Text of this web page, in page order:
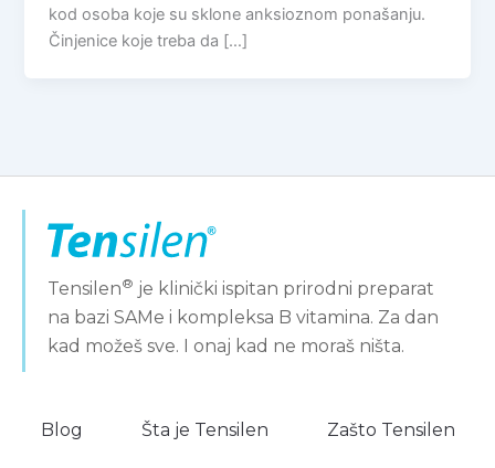
kod osoba koje su sklone anksioznom ponašanju.
Činjenice koje treba da […]
Tensilen® je klinički ispitan prirodni preparat
na bazi SAMe i kompleksa B vitamina. Za dan
kad možeš sve. I onaj kad ne moraš ništa.
Blog Šta je Tensilen Zašto Tensilen